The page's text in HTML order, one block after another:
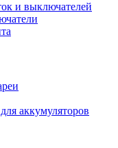
и выключателей
аккумуляторов